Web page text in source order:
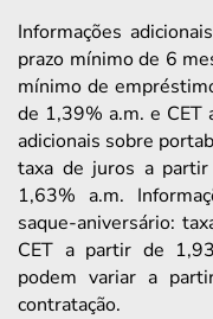
Informações
prazo mínimo de 6
mínimo de
de 1,39% a.m. e CET
adicionais sobre
taxa de juros a
1,63% a.m.
saque-aniversário:
CET a partir de
podem variar a
contratação.